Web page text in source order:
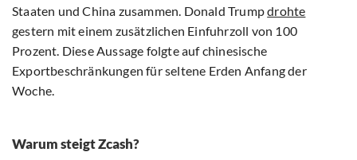
Staaten und China zusammen. Donald Trumpdrohte
gestern mit einem zusätzlichen Einfuhrzoll von 100
Prozent. Diese Aussage folgte auf chinesische
Exportbeschränkungen für seltene Erden Anfang der
Woche.
Warum steigt Zcash?